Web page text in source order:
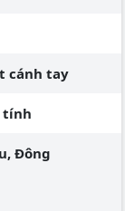
cánh tay
tính
Đông